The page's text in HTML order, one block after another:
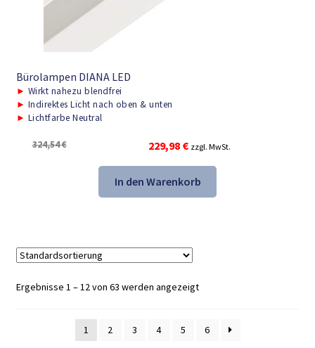
Bürolampen DIANA LED
► Wirkt nahezu blendfrei
► Indirektes Licht nach oben & unten
► Lichtfarbe Neutral
324,54€
Ursprünglicher
war:
324,54 €
229,98 €Aktueller
ist:
229,98 €.
zzgl. MwSt.
In den Warenkorb
Ergebnisse 1 – 12 von 63 werden angezeigt
1 2 3 4 5 6